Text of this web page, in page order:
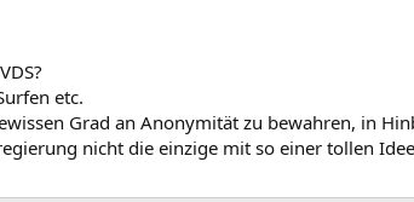
etc.
Grad an Anonymität zu bewahren, in
nicht die einzige mit so einer tollen